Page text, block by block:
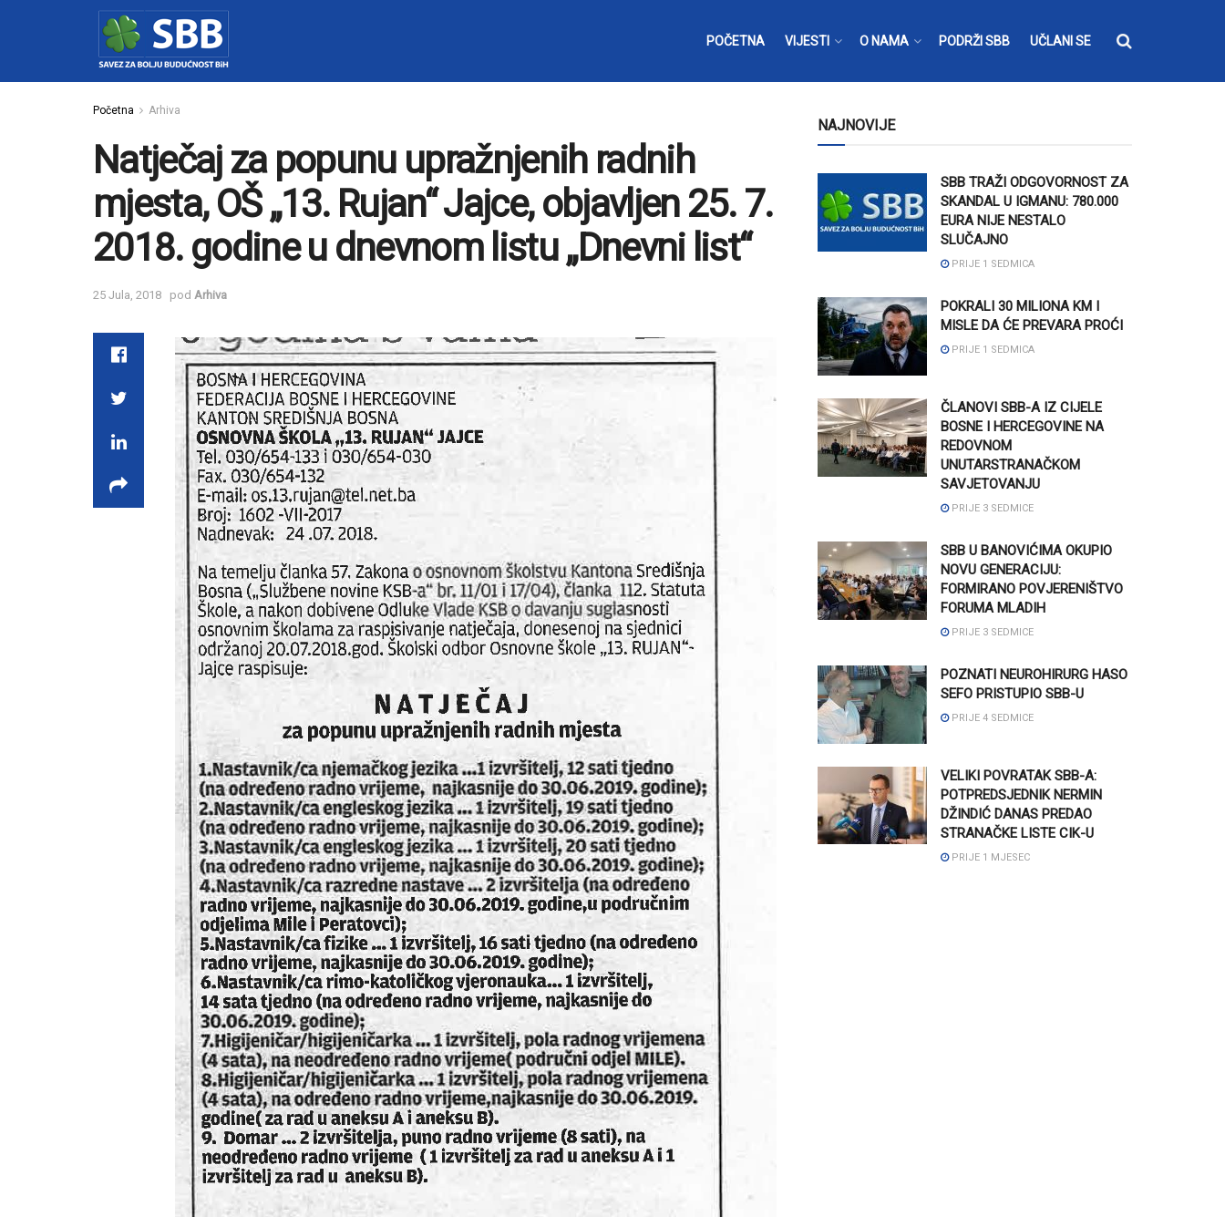
POČETNA VIJESTI O NAMA PODRŽI SBB UČLANI SE
Početna Arhiva
Natječaj za popunu upražnjenih radnih
mjesta, OŠ „13. Rujan“ Jajce, objavljen 25. 7.
2018. godine u dnevnom listu „Dnevni list“
25 Jula, 2018 pod Arhiva
NAJNOVIJE
SBB TRAŽI ODGOVORNOST ZA
SKANDAL U IGMANU: 780.000
EURA NIJE NESTALO
SLUČAJNO
PRIJE 1 SEDMICA
POKRALI 30 MILIONA KM I
MISLE DA ĆE PREVARA PROĆI
PRIJE 1 SEDMICA
ČLANOVI SBB-A IZ CIJELE
BOSNE I HERCEGOVINE NA
REDOVNOM
UNUTARSTRANAČKOM
SAVJETOVANJU
PRIJE 3 SEDMICE
SBB U BANOVIĆIMA OKUPIO
NOVU GENERACIJU:
FORMIRANO POVJERENIŠTVO
FORUMA MLADIH
PRIJE 3 SEDMICE
POZNATI NEUROHIRURG HASO
SEFO PRISTUPIO SBB-U
PRIJE 4 SEDMICE
VELIKI POVRATAK SBB-A:
POTPREDSJEDNIK NERMIN
DŽINDIĆ DANAS PREDAO
STRANAČKE LISTE CIK-U
PRIJE 1 MJESEC